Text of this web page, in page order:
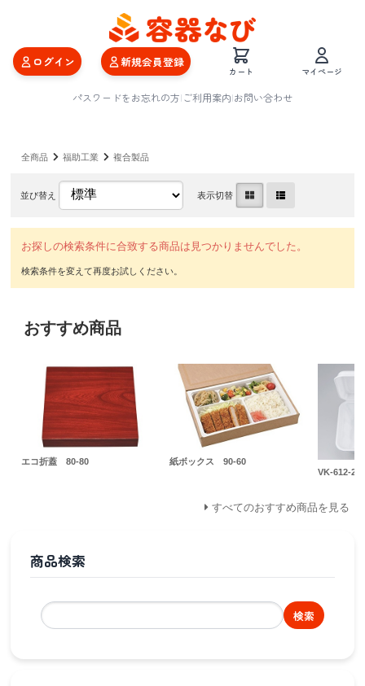
ログイン 新規会員登録
カート マイページ
パスワードをお忘れの方|ご利用案内|お問い合わせ
全商品 福助工業 複合製品
並び替え 表示切替
お探しの検索条件に合致する商品は見つかりませんでした。
おすすめ商品
エコ折蓋 80-80
紙ボックス 90-60
VK-612-2
すべてのおすすめ商品を見る
商品検索
検索